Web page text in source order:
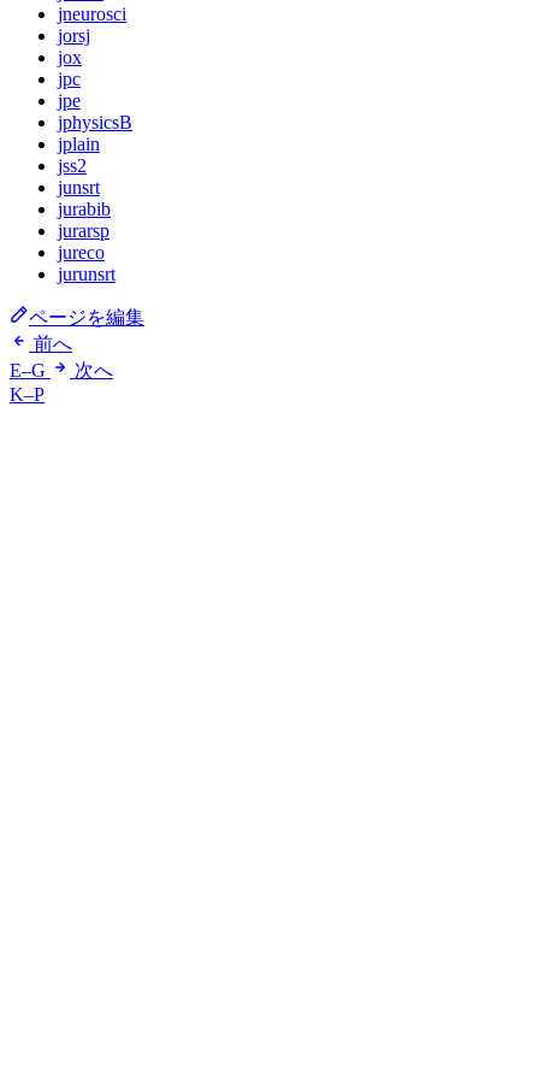
jneurosci
jorsj
jox
jpc
jpe
jphysicsB
jplain
jss2
junsrt
jurabib
jurarsp
jureco
jurunsrt
ページを編集
前へ
E–G
次へ
K–P